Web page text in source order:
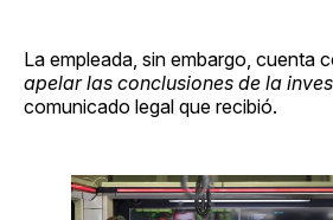
La empleada, sin embargo, cuenta
apelar las conclusiones de la
comunicado legal que recibió.